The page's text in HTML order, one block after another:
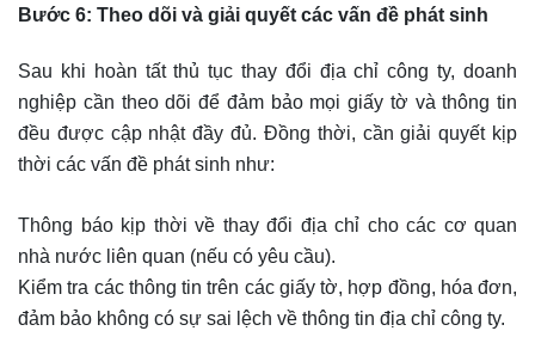
Bước 6: Theo dõi và giải quyết các vấn đề phát sinh
Sau khi hoàn tất thủ tục thay đổi địa chỉ công ty, doanh
nghiệp cần theo dõi để đảm bảo mọi giấy tờ và thông tin
đều được cập nhật đầy đủ. Đồng thời, cần giải quyết kịp
thời các vấn đề phát sinh như:
Thông báo kịp thời về thay đổi địa chỉ cho các cơ quan
nhà nước liên quan (nếu có yêu cầu).
Kiểm tra các thông tin trên các giấy tờ, hợp đồng, hóa đơn,
đảm bảo không có sự sai lệch về thông tin địa chỉ công ty.